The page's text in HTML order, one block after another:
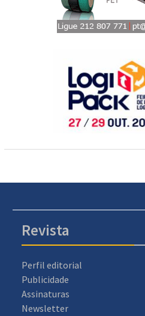
Revista
Perfil editorial
Publicidade
Assinaturas
Newsletter